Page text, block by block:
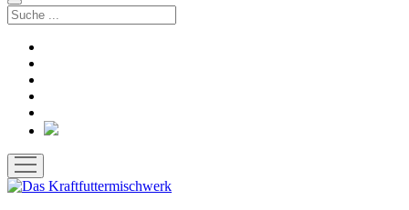
Suchen
Bluesky
Menü
öffnen